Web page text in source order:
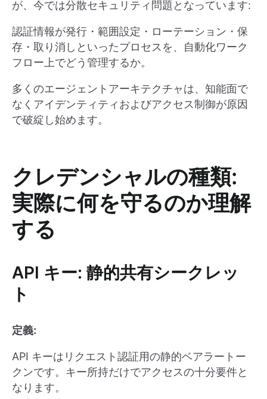
が、今では分散セキュリティ問題となっています:
認証情報が発行・範囲設定・ローテーション・保
存・取り消しといったプロセスを、自動化ワーク
フロー上でどう管理するか。
多くのエージェントアーキテクチャは、知能面で
なくアイデンティティおよびアクセス制御が原因
で破綻し始めます。
クレデンシャルの種類:
実際に何を守るのか理解
する
API キー: 静的共有シークレッ
ト
定義:
API キーはリクエスト認証用の静的ベアラートー
クンです。キー所持だけでアクセスの十分要件と
なります。